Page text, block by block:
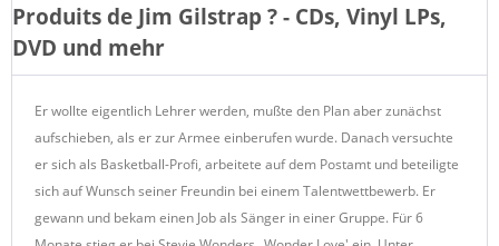
Produits de Jim Gilstrap? - CDs, Vinyl LPs,
DVD und mehr
Er wollte eigentlich Lehrer werden, mußte den Plan aber zunächst
aufschieben, als er zur Armee einberufen wurde. Danach versuchte
er sich als Basketball-Profi, arbeitete auf dem Postamt und beteiligte
sich auf Wunsch seiner Freundin bei einem Talentwettbewerb. Er
gewann und bekam einen Job als Sänger in einer Gruppe. Für 6